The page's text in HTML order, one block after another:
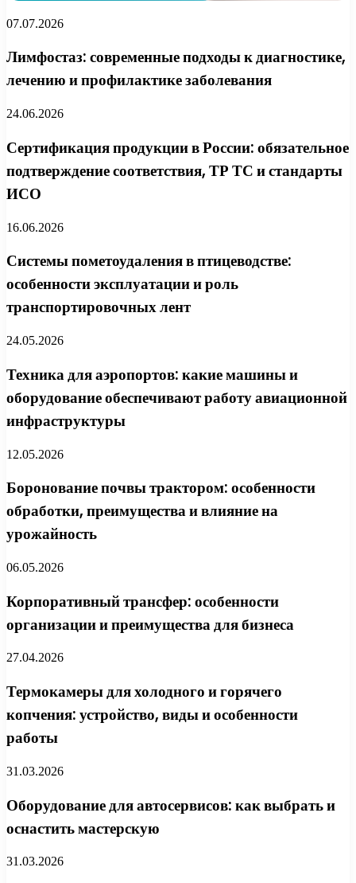
07.07.2026
Лимфостаз: современные подходы к диагностике,
лечению и профилактике заболевания
24.06.2026
Сертификация продукции в России: обязательное
подтверждение соответствия, ТР ТС и стандарты
ИСО
16.06.2026
Системы пометоудаления в птицеводстве:
особенности эксплуатации и роль
транспортировочных лент
24.05.2026
Техника для аэропортов: какие машины и
оборудование обеспечивают работу авиационной
инфраструктуры
12.05.2026
Боронование почвы трактором: особенности
обработки, преимущества и влияние на
урожайность
06.05.2026
Корпоративный трансфер: особенности
организации и преимущества для бизнеса
27.04.2026
Термокамеры для холодного и горячего
копчения: устройство, виды и особенности
работы
31.03.2026
Оборудование для автосервисов: как выбрать и
оснастить мастерскую
31.03.2026